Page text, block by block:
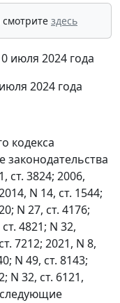
здесь
июля 2024 года
2024 года
кодекса
ст. 3824; 2006,
N 14, ст. 1544;
N 27, ст. 4176;
4821; N 32,
7212; 2021, N 8,
N 49, ст. 8143;
N 32, ст. 6121,
следующие